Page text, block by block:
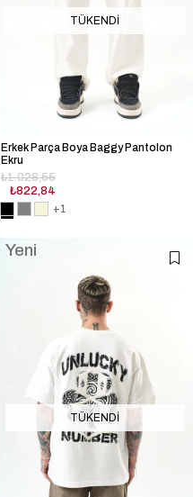
TÜKENDI
Erkek Parça Boya Baggy Pantolon
Ekru
₺822,84
₺1.028,55
+1
TÜKENDI
Yeni